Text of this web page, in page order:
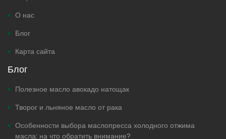
О нас
Блог
Карта сайта
Блог
Полезное масло авокадо натощак
Творог и льняное масло от рака
Особенности выбора маслопресса холодного отжима
масла: на что обратить внимание?